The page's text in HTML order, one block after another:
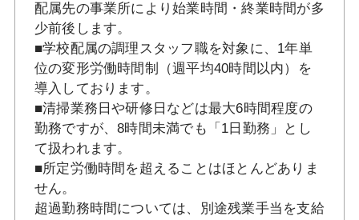
配属先の事業所により始業時間・終業時間が多
少前後します。
■学校配属の調理スタッフ職を対象に、1年単
位の変形労働時間制（週平均40時間以内）を
導入しております。
■清掃業務日や研修日などは最大6時間程度の
勤務ですが、8時間未満でも「1日勤務」とし
て扱われます。
■所定労働時間を超えることはほとんどありま
せん。
超過勤務時間については、別途残業手当を支給